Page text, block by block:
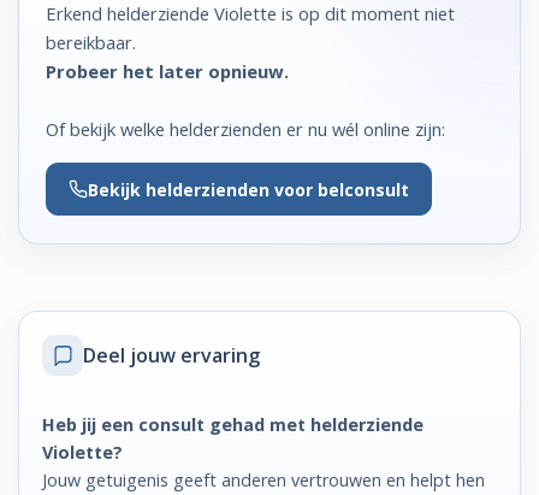
Erkend helderziende Violette is op dit moment niet
bereikbaar.
Probeer het later opnieuw.
Of bekijk welke helderzienden er nu wél online zijn:
Bekijk helderzienden voor belconsult
Deel jouw ervaring
Heb jij een consult gehad met helderziende
Violette?
Jouw getuigenis geeft anderen vertrouwen en helpt hen